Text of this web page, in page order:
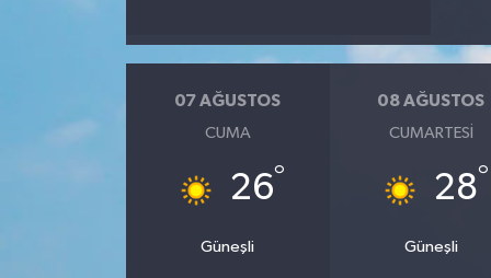
07 AĞUSTOS
CUMA
26°
Güneşli
08 AĞUSTOS
CUMARTESI
28°
Güneşli